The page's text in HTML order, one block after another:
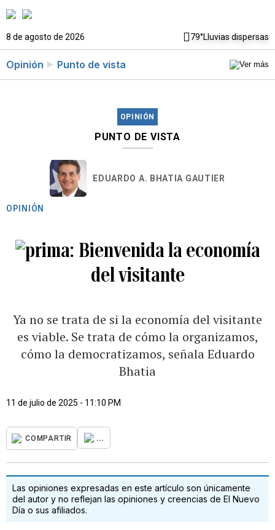
8 de agosto de 2026 79°Lluvias dispersas
Opinión Punto de vista
OPINIÓN
PUNTO DE VISTA
EDUARDO A. BHATIA GAUTIER
OPINIÓN
Bienvenida la economía
del visitante
Ya no se trata de si la economía del visitante
es viable. Se trata de cómo la organizamos,
cómo la democratizamos, señala Eduardo
Bhatia
11 de julio de 2025 - 11:10 PM
COMPARTIR ...
Las opiniones expresadas en este artículo son únicamente
del autor y no reflejan las opiniones y creencias de El Nuevo
Día o sus afiliados.